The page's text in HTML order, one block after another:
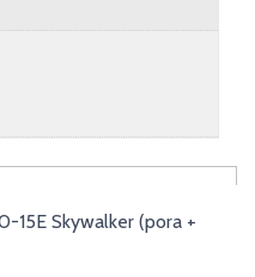
15E Skywalker (pora +